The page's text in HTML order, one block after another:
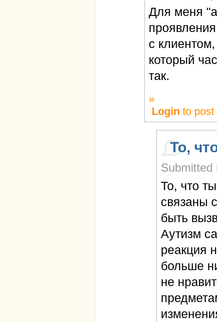
Для меня
с
который
так.
»
Login to post
То,
Submitted
То, что
связаны
быть
Аутизм
реакция
больше
не